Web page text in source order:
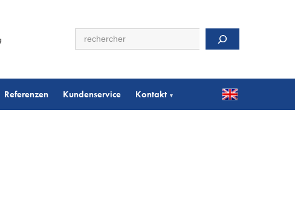
Suchen
Referenzen Kundenservice Kontakt ▾